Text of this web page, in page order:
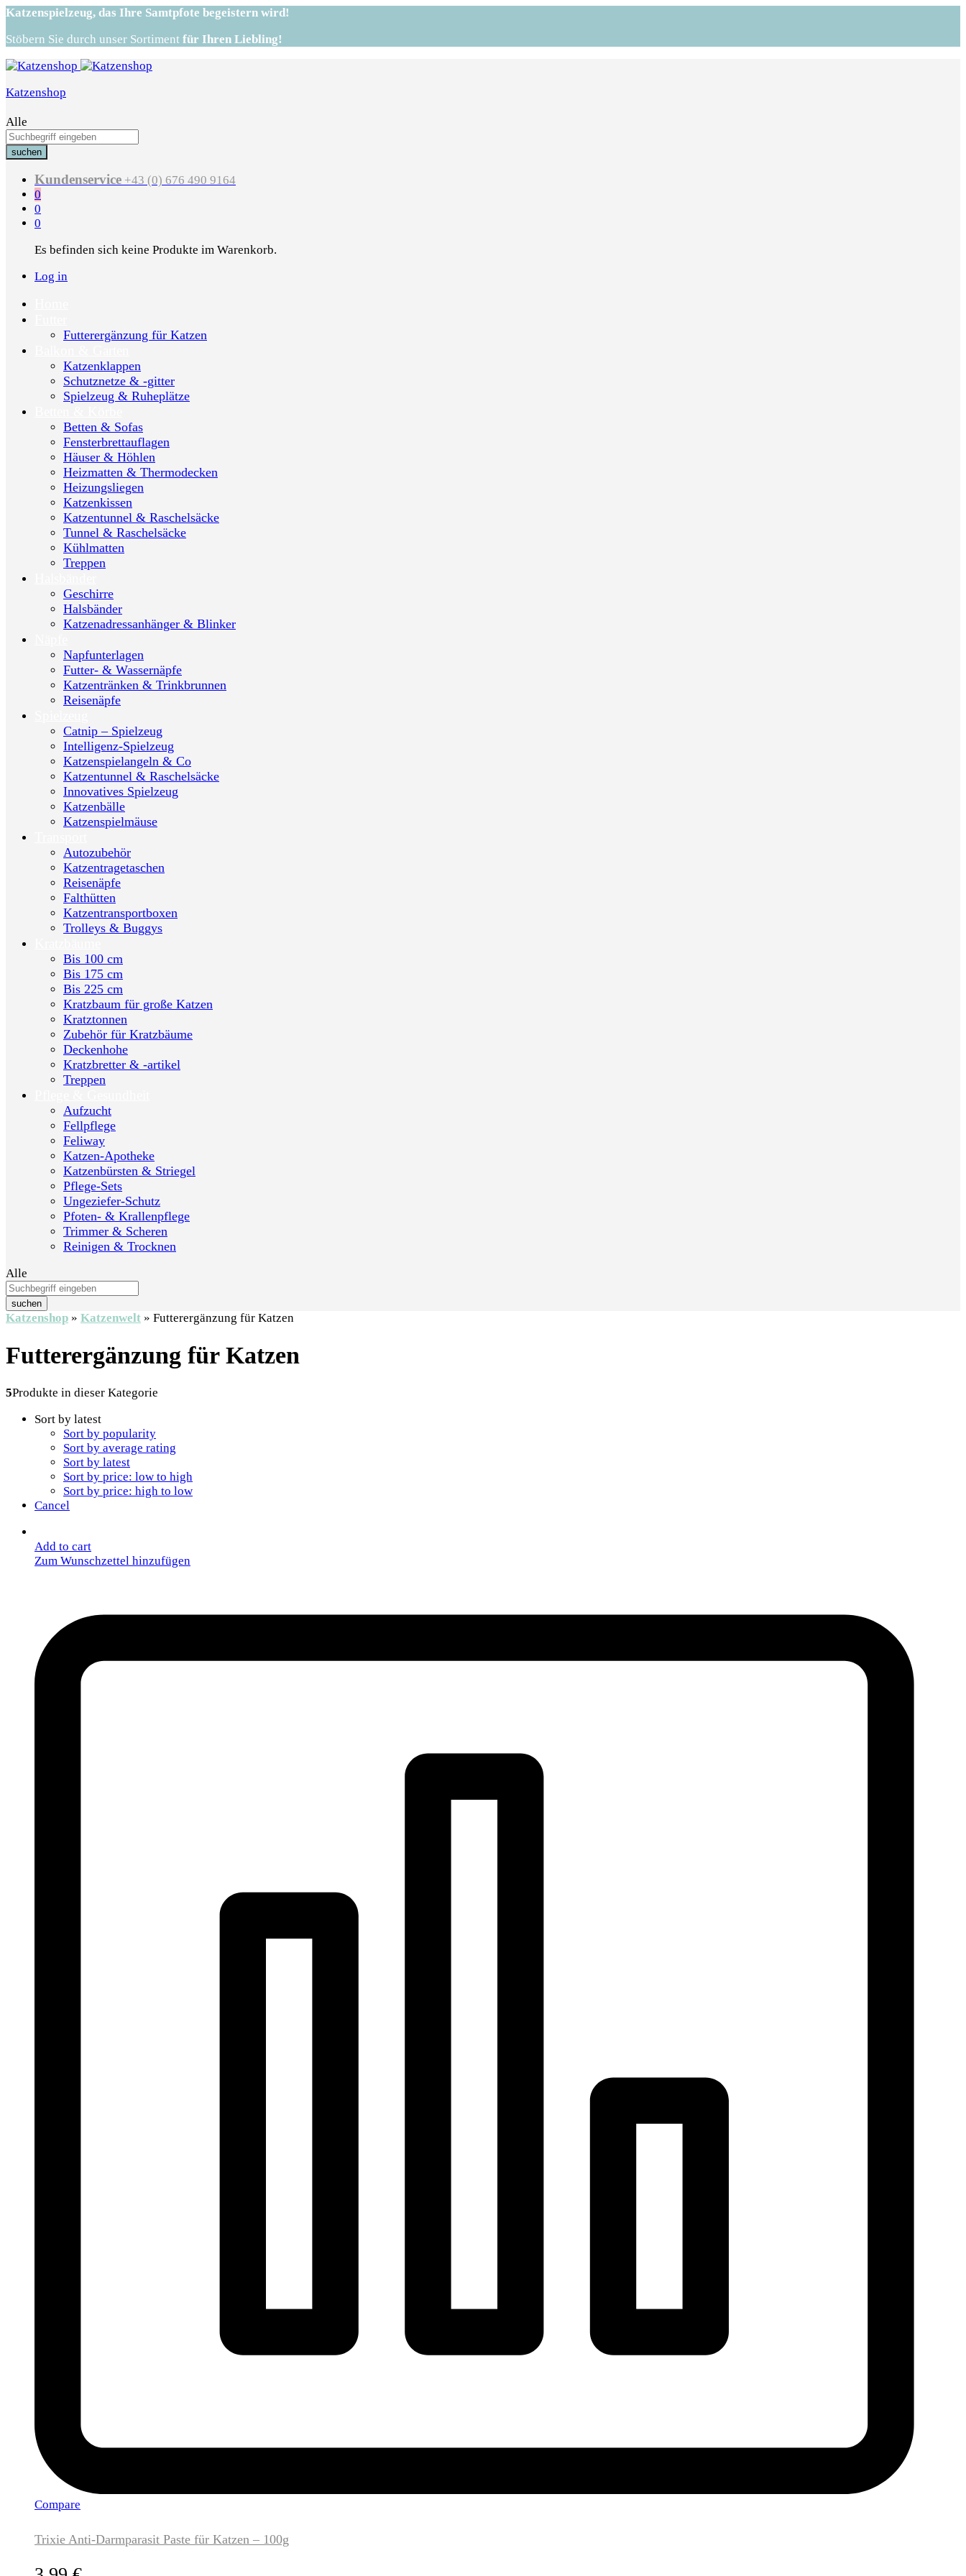
Katzenspielzeug, das Ihre Samtpfote begeistern wird!
Stöbern Sie durch unser Sortiment für Ihren Liebling!
Katzenshop
Alle
suchen
Kundenservice +43 (0) 676 490 9164
0
0
0
Es befinden sich keine Produkte im Warenkorb.
Log in
Futterergänzung für Katzen
Katzenklappen
Schutznetze & -gitter
Spielzeug & Ruheplätze
Betten & Sofas
Fensterbrettauflagen
Häuser & Höhlen
Heizmatten & Thermodecken
Heizungsliegen
Katzenkissen
Katzentunnel & Raschelsäcke
Tunnel & Raschelsäcke
Kühlmatten
Treppen
Geschirre
Halsbänder
Katzenadressanhänger & Blinker
Napfunterlagen
Futter- & Wassernäpfe
Katzentränken & Trinkbrunnen
Reisenäpfe
Catnip – Spielzeug
Intelligenz-Spielzeug
Katzenspielangeln & Co
Katzentunnel & Raschelsäcke
Innovatives Spielzeug
Katzenbälle
Katzenspielmäuse
Autozubehör
Katzentragetaschen
Reisenäpfe
Falthütten
Katzentransportboxen
Trolleys & Buggys
Bis 100 cm
Bis 175 cm
Bis 225 cm
Kratzbaum für große Katzen
Kratztonnen
Zubehör für Kratzbäume
Deckenhohe
Kratzbretter & -artikel
Treppen
Aufzucht
Fellpflege
Feliway
Katzen-Apotheke
Katzenbürsten & Striegel
Pflege-Sets
Ungeziefer-Schutz
Pfoten- & Krallenpflege
Trimmer & Scheren
Reinigen & Trocknen
Alle
suchen
Katzenshop » Katzenwelt » Futterergänzung für Katzen
Futterergänzung für Katzen
5Produkte in dieser Kategorie
Sort by latest
Sort by popularity
Sort by average rating
Sort by latest
Sort by price: low to high
Sort by price: high to low
Cancel
Add to cart
Zum Wunschzettel hinzufügen
Compare
Trixie Anti-Darmparasit Paste für Katzen – 100g